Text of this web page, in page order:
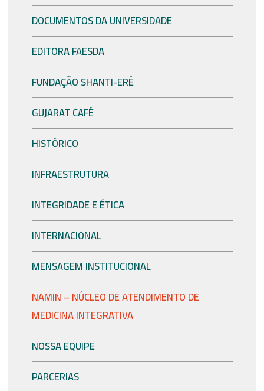
DOCUMENTOS DA UNIVERSIDADE
EDITORA FAESDA
FUNDAÇÃO SHANTI-ERÊ
GUJARAT CAFÉ
HISTÓRICO
INFRAESTRUTURA
INTEGRIDADE E ÉTICA
INTERNACIONAL
MENSAGEM INSTITUCIONAL
NAMIN – NÚCLEO DE ATENDIMENTO DE
MEDICINA INTEGRATIVA
NOSSA EQUIPE
PARCERIAS